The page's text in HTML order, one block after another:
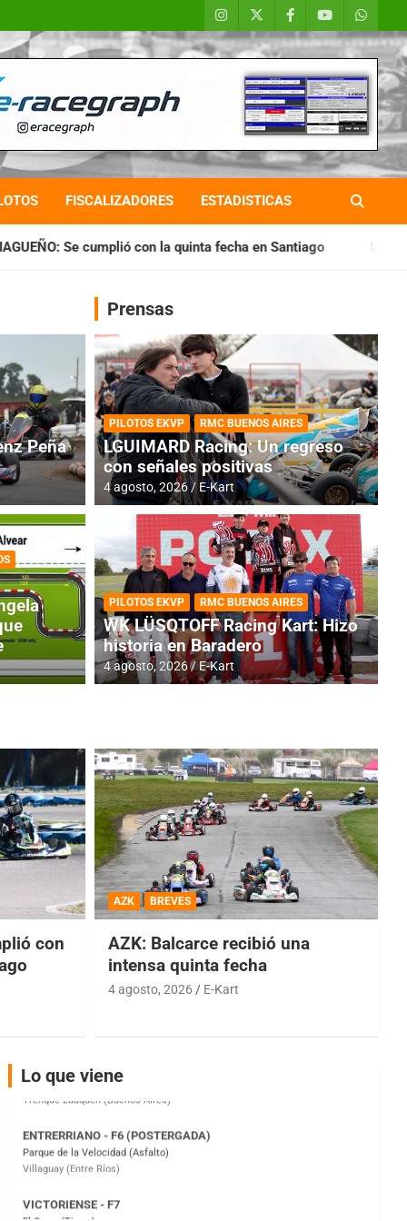
FISCALIZADORES ESTADISTICAS
quinta fecha en Santiago IAME SERIES ARGENTINA:
RMC BUENOS AIRES
Cerró una jornada
Peña
Prensas
PILOTOS EKVP RMC BUENOS AIRES
LGUIMARD Racing: Un regreso
con señales positivas
4 agosto, 2026 E-Kart
PILOTOS EKVP RMC BUENOS AIRES
WK LÜSQTOFF Racing Kart: Hizo
historia en Baradero
4 agosto, 2026 E-Kart
con
AZK BREVES
AZK: Balcarce recibió una
intensa quinta fecha
4 agosto, 2026 E-Kart
Lo que viene
COBERTURA ESPECIAL DE E-KART.COM.AR
IAME SERIES ARGENTINA 6
Baradero (Buenos Aires)
Ciudad de Trenque Lauquen (Asfalto)
Parque de la Velocidad (Asfalto)
Villaguay (Entre Ríos)
El Cerro (Tierra)
Victoria (Entre Ríos)
Moto Club Reginense (Tierra)